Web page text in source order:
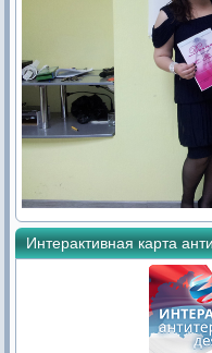
Интерактивная карта